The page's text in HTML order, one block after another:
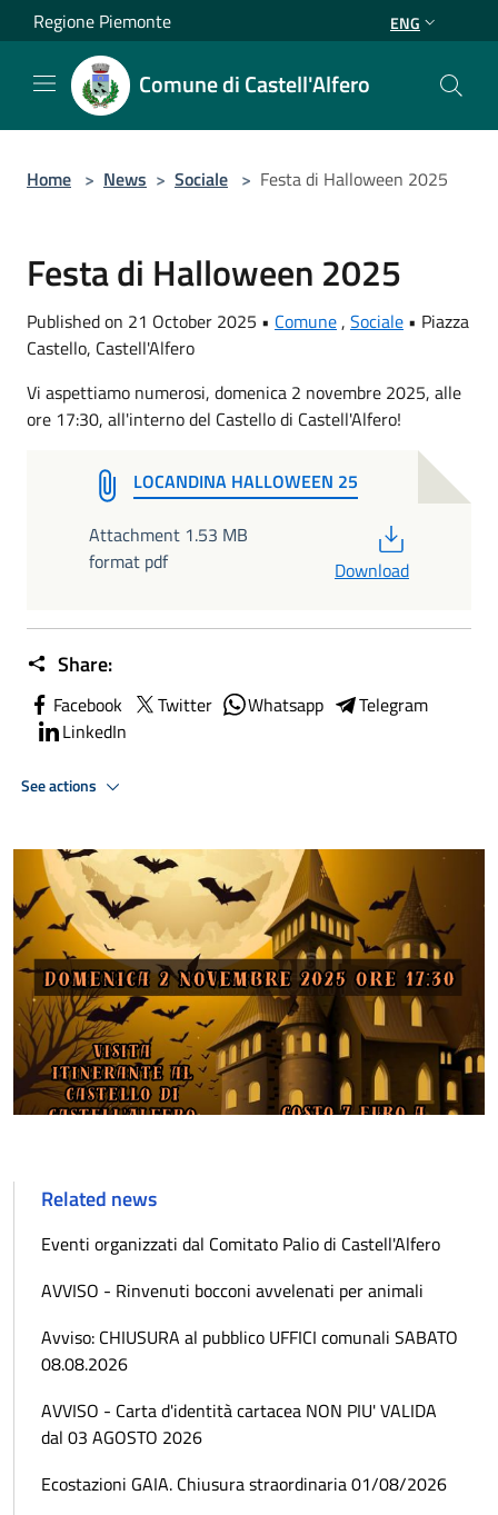
Salta al contenuto principale
Regione Piemonte ENG
Comune di Castell'Alfero
Home > News > Sociale > Festa di Halloween 2025
Festa di Halloween 2025
Published on 21 October 2025 • Comune, Sociale • Piazza
Castello, Castell'Alfero
Vi aspettiamo numerosi, domenica 2 novembre 2025, alle
ore 17:30, all'interno del Castello di Castell'Alfero!
LOCANDINA HALLOWEEN 25
Attachment 1.53 MB
format pdf
Download
Share:
Facebook Twitter Whatsapp
Telegram
LinkedIn
See actions
Related news
Eventi organizzati dal Comitato Palio di Castell'Alfero
AVVISO - Rinvenuti bocconi avvelenati per animali
Avviso: CHIUSURA al pubblico UFFICI comunali SABATO
08.08.2026
AVVISO - Carta d'identità cartacea NON PIU' VALIDA
dal 03 AGOSTO 2026
Ecostazioni GAIA. Chiusura straordinaria 01/08/2026